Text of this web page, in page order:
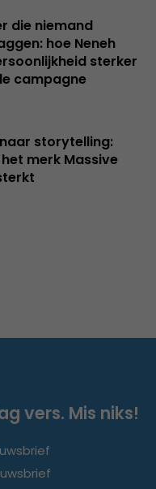
die niemand
hoe Neneh
sterker
campagne
storytelling:
merk Massive
vers. Mis niks!